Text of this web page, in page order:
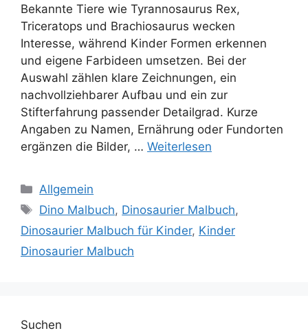
Bekannte Tiere wie Tyrannosaurus Rex,
Triceratops und Brachiosaurus wecken
Interesse, während Kinder Formen erkennen
und eigene Farbideen umsetzen. Bei der
Auswahl zählen klare Zeichnungen, ein
nachvollziehbarer Aufbau und ein zur
Stifterfahrung passender Detailgrad. Kurze
Angaben zu Namen, Ernährung oder Fundorten
ergänzen die Bilder, … Weiterlesen
Kategorien
Allgemein
Schlagwörter
Dino Malbuch, Dinosaurier Malbuch,
Dinosaurier Malbuch für Kinder, Kinder
Dinosaurier Malbuch
Suchen